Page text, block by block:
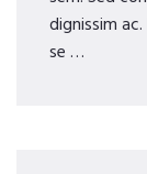
dignissim
se …